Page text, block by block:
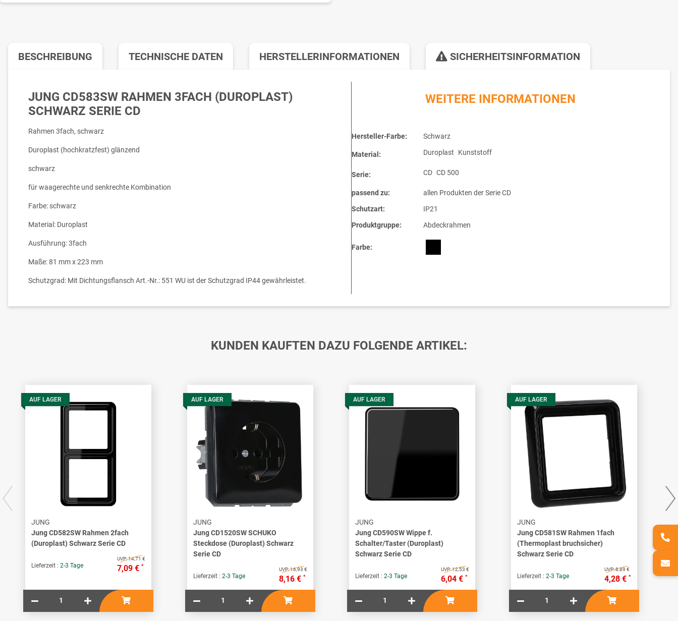
BESCHREIBUNG TECHNISCHE DATEN HERSTELLERINFORMATIONEN SICHERHEITSINFORMATION
JUNG CD583SW RAHMEN 3FACH (DUROPLAST)
SCHWARZ SERIE CD
Rahmen 3fach, schwarz
Duroplast (hochkratzfest) glänzend
schwarz
für waagerechte und senkrechte Kombination
Farbe: schwarz
Material: Duroplast
Ausführung: 3fach
Maße: 81 mm x 223 mm
Schutzgrad: Mit Dichtungsflansch Art.-Nr.: 551 WU ist der Schutzgrad IP44 gewährleistet.
WEITERE INFORMATIONEN
Hersteller-Farbe: Schwarz
Material: Duroplast Kunststoff
Serie: CD CD 500
passend zu:
allen Produkten der Serie CD
Schutzart:
IP21
Produktgruppe:
Abdeckrahmen
Farbe:
KUNDEN KAUFTEN DAZU FOLGENDE ARTIKEL:
AUF LAGER
JUNG
Jung CD582SW Rahmen 2fach
(Duroplast) Schwarz Serie CD
Lieferzeit : 2-3 Tage
UVP:14,71 €
7,09 € *
AUF LAGER
JUNG
Jung CD1520SW SCHUKO
Steckdose (Duroplast) Schwarz
Serie CD
Lieferzeit : 2-3 Tage
UVP:16,93 €
8,16 € *
AUF LAGER
JUNG
Jung CD590SW Wippe f.
Schalter/Taster (Duroplast)
Schwarz Serie CD
Lieferzeit : 2-3 Tage
UVP:12,53 €
6,04 € *
AUF LAGER
JUNG
Jung CD581SW Rahmen 1fach
(Thermoplast bruchsicher)
Schwarz Serie CD
Lieferzeit : 2-3 Tage
UVP:8,89 €
4,28 € *